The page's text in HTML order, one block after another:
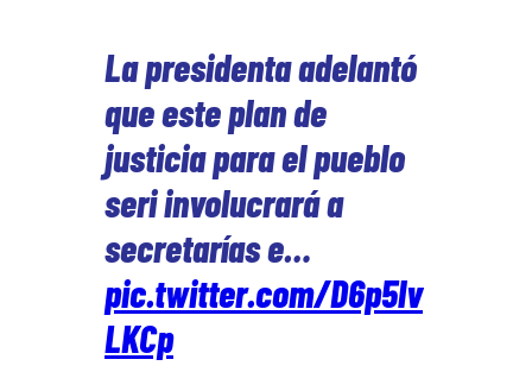
La presidenta adelantó
que este plan de
justicia para el pueblo
seri involucrará a
secretarías e…
pic.twitter.com/D6p5lv
LKCp